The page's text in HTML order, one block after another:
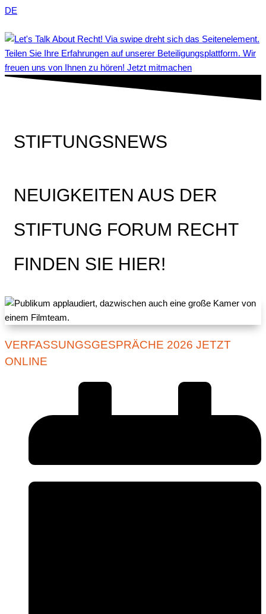
DE
Teilen Sie Ihre Erfahrungen auf unserer Beteiligungsplattform. Wir
freuen uns von Ihnen zu hören! Jetzt mitmachen
STIFTUNGSNEWS
NEUIGKEITEN AUS DER
STIFTUNG FORUM RECHT
FINDEN SIE HIER!
VERFASSUNGSGESPRÄCHE 2026 JETZT
ONLINE